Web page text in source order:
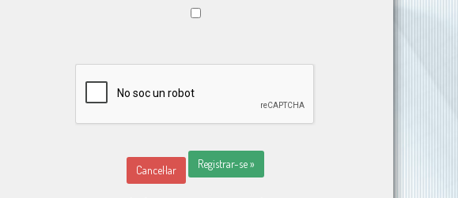
Cancel·lar Registrar-se »